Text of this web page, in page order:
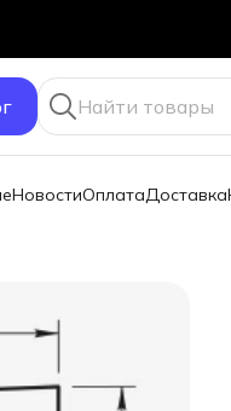
НовостиОплатаДоставка